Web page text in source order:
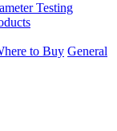
Testing
to Buy General